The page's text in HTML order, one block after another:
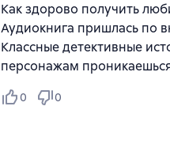
Как здорово получить
Аудиокнига пришлась по
Классные детективные
персонажам
0 0